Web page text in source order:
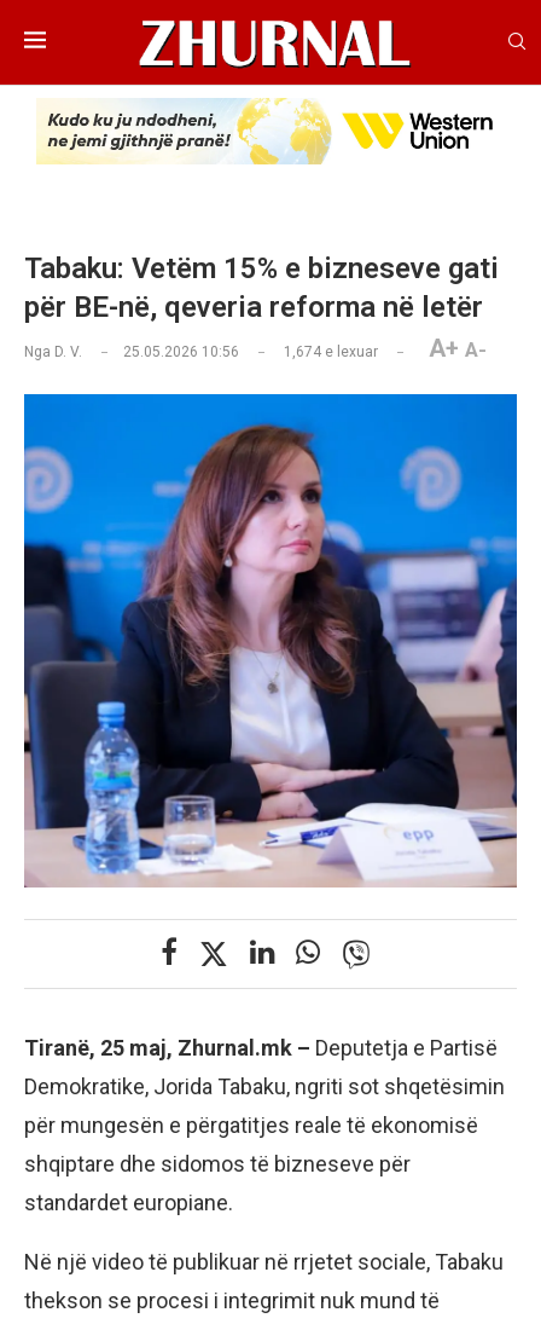
Tabaku: Vetëm 15% e bizneseve gati
për BE-në, qeveria reforma në letër
Nga D. V. 25.05.2026 10:56 1,674 e lexuar A+ A-
Tiranë, 25 maj, Zhurnal.mk – Deputetja e Partisë
Demokratike, Jorida Tabaku, ngriti sot shqetësimin
për mungesën e përgatitjes reale të ekonomisë
shqiptare dhe sidomos të bizneseve për
standardet europiane.
Në një video të publikuar në rrjetet sociale, Tabaku
thekson se procesi i integrimit nuk mund të